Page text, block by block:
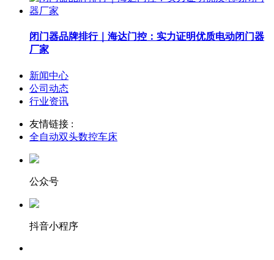
闭门器品牌排行｜海达门控：实力证明优质电动闭门器
厂家
新闻中心
公司动态
行业资讯
友情链接 :
全自动双头数控车床
公众号
抖音小程序